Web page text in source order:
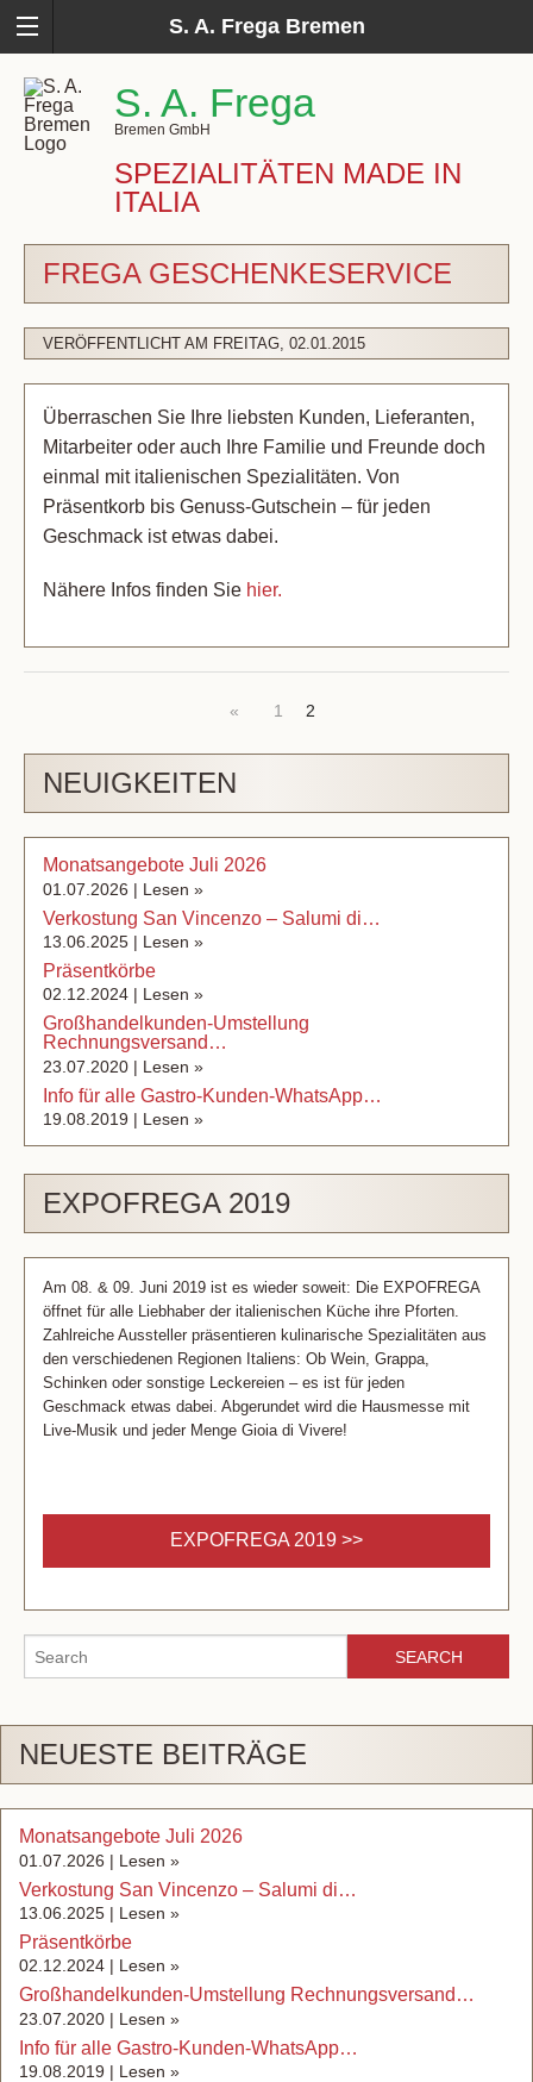
S. A. Frega Bremen
S. A. Frega
Bremen GmbH
SPEZIALITÄTEN MADE IN
ITALIA
FREGA GESCHENKESERVICE
VERÖFFENTLICHT AM FREITAG, 02.01.2015
Überraschen Sie Ihre liebsten Kunden, Lieferanten,
Mitarbeiter oder auch Ihre Familie und Freunde doch
einmal mit italienischen Spezialitäten. Von
Präsentkorb bis Genuss-Gutschein – für jeden
Geschmack ist etwas dabei.
Nähere Infos finden Sie hier.
« 1 2
NEUIGKEITEN
Monatsangebote Juli 2026
01.07.2026 | Lesen »
Verkostung San Vincenzo – Salumi di…
13.06.2025 | Lesen »
Präsentkörbe
02.12.2024 | Lesen »
Großhandelkunden-Umstellung
Rechnungsversand…
23.07.2020 | Lesen »
Info für alle Gastro-Kunden-WhatsApp…
19.08.2019 | Lesen »
EXPOFREGA 2019
Am 08. & 09. Juni 2019 ist es wieder soweit: Die EXPOFREGA
öffnet für alle Liebhaber der italienischen Küche ihre Pforten.
Zahlreiche Aussteller präsentieren kulinarische Spezialitäten aus
den verschiedenen Regionen Italiens: Ob Wein, Grappa,
Schinken oder sonstige Leckereien – es ist für jeden
Geschmack etwas dabei. Abgerundet wird die Hausmesse mit
Live-Musik und jeder Menge Gioia di Vivere!
EXPOFREGA 2019 >>
NEUESTE BEITRÄGE
Monatsangebote Juli 2026
01.07.2026 | Lesen »
Verkostung San Vincenzo – Salumi di…
13.06.2025 | Lesen »
Präsentkörbe
02.12.2024 | Lesen »
Großhandelkunden-Umstellung Rechnungsversand…
23.07.2020 | Lesen »
Info für alle Gastro-Kunden-WhatsApp…
19.08.2019 | Lesen »